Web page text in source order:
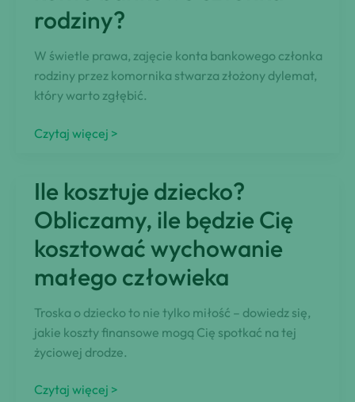
praktyczny
przewodnik
rodziny?
W świetle prawa, zajęcie konta bankowego członka
rodziny przez komornika stwarza złożony dylemat,
który warto zgłębić.
Czy
zająć
konto
bankowe
członka
rodziny?
Czytaj więcej >
Ile kosztuje dziecko?
Obliczamy, ile będzie Cię
kosztować wychowanie
małego człowieka
Troska o dziecko to nie tylko miłość – dowiedz się,
jakie koszty finansowe mogą Cię spotkać na tej
życiowej drodze.
Ile
Czytaj więcej >